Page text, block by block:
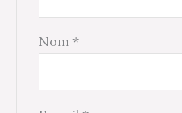
Nom *